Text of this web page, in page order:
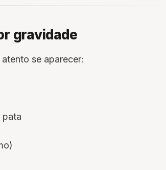
gravidade
se aparecer:
pata